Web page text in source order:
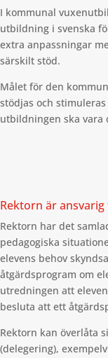
I kommunal
utbildning i svenska
extra anpassningar
särskilt stöd.
Målet för den
stödjas och
utbildningen ska vara
Rektorn är
Rektorn har det
pedagogiska
elevens behov
åtgärdsprogram om
utredningen att
besluta att ett
Rektorn kan överlåta
(delegering),